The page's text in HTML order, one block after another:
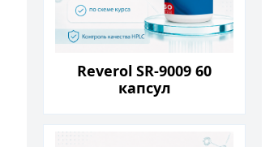
Reverol SR-9009 60
капсул